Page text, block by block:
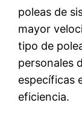
poleas de
mayor
tipo de
personales
específicas
eficiencia.